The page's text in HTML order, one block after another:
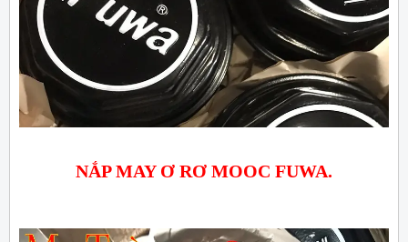
NẮP MAY Ơ RƠ MOOC FUWA.